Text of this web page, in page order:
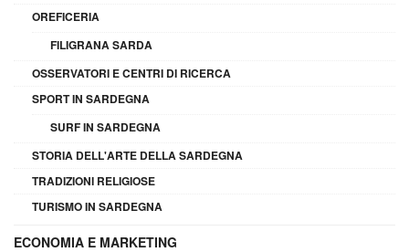
OREFICERIA
FILIGRANA SARDA
OSSERVATORI E CENTRI DI RICERCA
SPORT IN SARDEGNA
SURF IN SARDEGNA
STORIA DELL'ARTE DELLA SARDEGNA
TRADIZIONI RELIGIOSE
TURISMO IN SARDEGNA
ECONOMIA E MARKETING